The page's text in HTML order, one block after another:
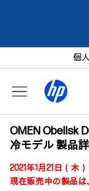
個人
OMEN Obelisk
冷モデル 製品
2021年1月21日（木
現在販売中の製品は